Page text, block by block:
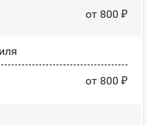
от 800 ₽
от 800 ₽